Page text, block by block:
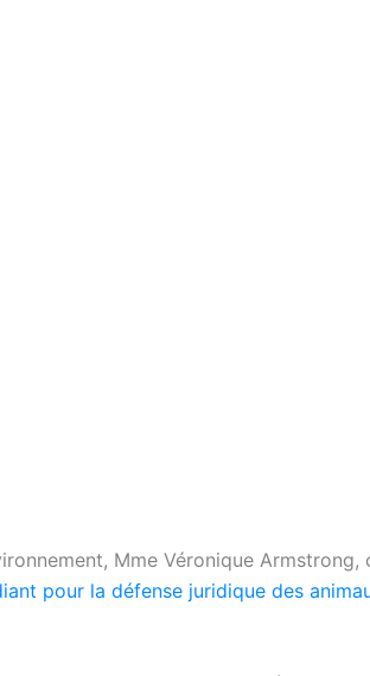
Mme Véronique
pour la défense juridique des